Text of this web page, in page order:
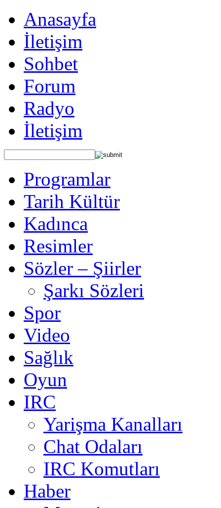
Anasayfa
İletişim
Sohbet
Forum
Radyo
İletişim
Programlar
Tarih Kültür
Kadınca
Resimler
Sözler – Şiirler
Şarkı Sözleri
Spor
Video
Sağlık
Oyun
IRC
Yarişma Kanalları
Chat Odaları
IRC Komutları
Haber